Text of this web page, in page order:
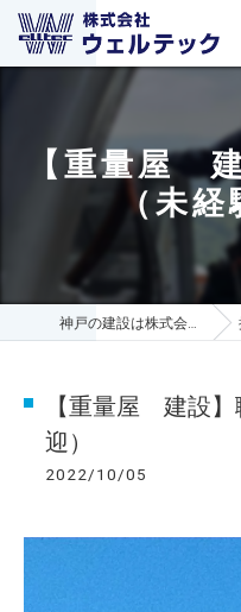
【重量屋
（未経
神戸の建設は株式会社ウェルテック
【重量屋 建設
迎）
2022/10/05